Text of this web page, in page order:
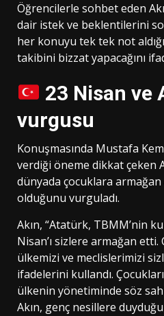
Öğrencilerle sohbet eden
dair istek ve beklentilerini
her konuyu tek tek not
takibini bizzat yapacağını
23 Nisan ve
vurgusu
Konuşmasında Mustafa
verdiği öneme dikkat çeken
dünyada çocuklara
olduğunu vurguladı.
Akın, “Atatürk, TBMM’nin
Nisan’ı sizlere armağan
ülkemizi ve meclislerimizi
ifadelerini kullandı.
ülkenin yönetiminde söz
Akın, genç nesillere